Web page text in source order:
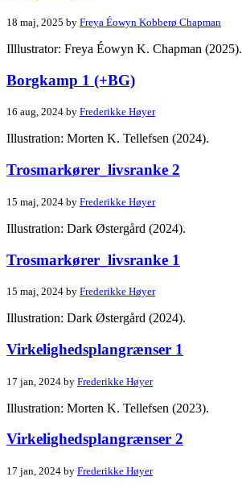
18 maj, 2025 by Freya Éowyn Kobberø Chapman
Illlustrator: Freya Éowyn K. Chapman (2025).
Borgkamp 1 (+BG)
16 aug, 2024 by Frederikke Høyer
Illustration: Morten K. Tellefsen (2024).
Trosmarkører_livsranke 2
15 maj, 2024 by Frederikke Høyer
Illustration: Dark Østergård (2024).
Trosmarkører_livsranke 1
15 maj, 2024 by Frederikke Høyer
Illustration: Dark Østergård (2024).
Virkelighedsplangrænser 1
17 jan, 2024 by Frederikke Høyer
Illustration: Morten K. Tellefsen (2023).
Virkelighedsplangrænser 2
17 jan, 2024 by Frederikke Høyer